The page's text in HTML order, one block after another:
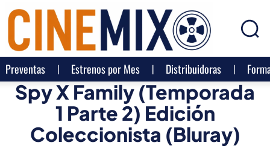
Preventas Estrenos por Mes Distribuidoras
Spy X Family (Temporada
1 Parte 2) Edición
Coleccionista (Bluray)